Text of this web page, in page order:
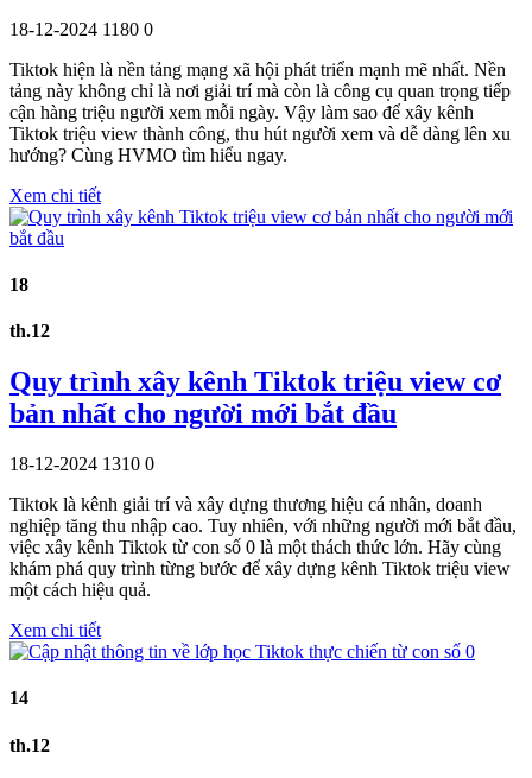
18-12-2024 1180 0
Tiktok hiện là nền tảng mạng xã hội phát triển mạnh mẽ nhất. Nền
tảng này không chỉ là nơi giải trí mà còn là công cụ quan trọng tiếp
cận hàng triệu người xem mỗi ngày. Vậy làm sao để xây kênh
Tiktok triệu view thành công, thu hút người xem và dễ dàng lên xu
hướng? Cùng HVMO tìm hiểu ngay.
Xem chi tiết
18
th.12
Quy trình xây kênh Tiktok triệu view cơ
bản nhất cho người mới bắt đầu
18-12-2024 1310 0
Tiktok là kênh giải trí và xây dựng thương hiệu cá nhân, doanh
nghiệp tăng thu nhập cao. Tuy nhiên, với những người mới bắt đầu,
việc xây kênh Tiktok từ con số 0 là một thách thức lớn. Hãy cùng
khám phá quy trình từng bước để xây dựng kênh Tiktok triệu view
một cách hiệu quả.
Xem chi tiết
14
th.12